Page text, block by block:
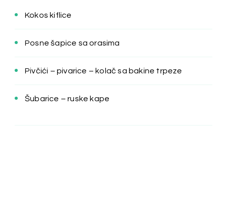
Kokos kiflice
Posne šapice sa orasima
Pivčići – pivarice – kolač sa bakine trpeze
Šubarice – ruske kape